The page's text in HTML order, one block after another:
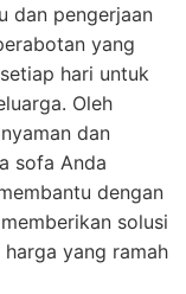
dan pengerjaan
yang
hari untuk
Oleh
dan
sofa Anda
dengan
solusi
yang ramah